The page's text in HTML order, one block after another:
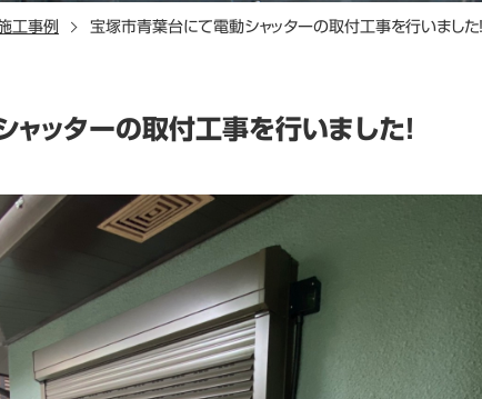
工事例 宝塚市青葉台にて電動シャッターの取付工事を行いました！
ッターの取付工事を行いました！